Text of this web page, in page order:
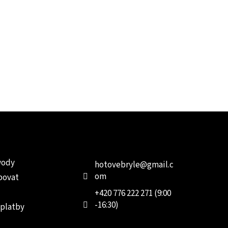
hotovebryle@gmail.c
om
+420 776 222 271 (9:00
-16:30)